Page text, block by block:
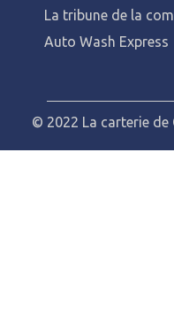
La tribune de la
Auto Wash Express
© 2022 La carterie